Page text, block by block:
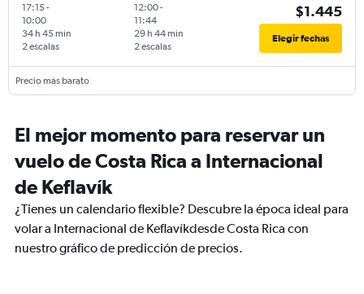
17:15-
10:00
2 escalas
34 h 45 min
12:00-
11:44
2 escalas
29 h 44 min
$1.445
Elegir fechas
Precio más barato
El mejor momento para reservar un
vuelo de Costa Rica a Internacional
de Keflavík
¿Tienes un calendario flexible? Descubre la época ideal para
volar a Internacional de Keflavíkdesde Costa Rica con
nuestro gráfico de predicción de precios.